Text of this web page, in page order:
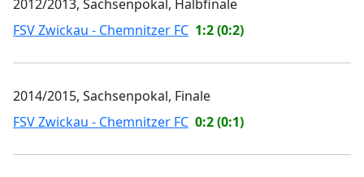
2012/2013, Sachsenpokal, Halbfinale
FSV Zwickau - Chemnitzer FC 1:2 (0:2)
2014/2015, Sachsenpokal, Finale
FSV Zwickau - Chemnitzer FC 0:2 (0:1)